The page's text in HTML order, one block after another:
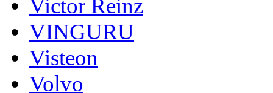
Victor Reinz
VINGURU
Visteon
Volvo